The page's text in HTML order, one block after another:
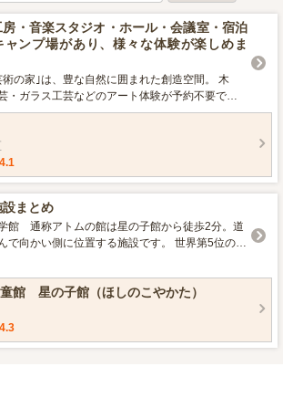
房・音楽スタジオ・ホール・会議室・宿泊
ャンプ場があり、様々な体験が楽しめま
術の家｣は、豊な自然に囲まれた創造空間。 木
・ガラス工芸などのアート体験が予約不要でい
用できる【体験工房】、 音楽・ダンス・演劇な
や練習、レクレーションなどができる【多目的
スタジオ】、 会社やグループでの勉強会や研修
きる【会議室】、 テント泊や日帰りのバーベキ
しめる【キャンプ場】、 さらに、家族やグルー
でも宿泊可能な【宿泊室】、 宿泊時の夕・朝
りランチも可能な【レストラン】も併設。 気軽
でも、ゆったり宿泊でも、日常から離れて、好
をすきなだけ！
4.1
設まとめ
館 通称アトムの館は星の子館から徒歩2分。道
向かい側に位置する施設です。 世界第5位のプ
宿泊者に期間限定で割引チケットをプレゼント
すので、ご宿泊の際はご確認ください。H27年
館 星の子館（ほしのこやかた）
4.3